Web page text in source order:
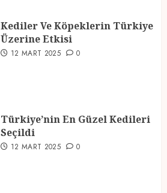
Kediler Ve Köpeklerin Türkiye
Üzerine Etkisi
12 MART 2025 0
Türkiye’nin En Güzel Kedileri
Seçildi
12 MART 2025 0